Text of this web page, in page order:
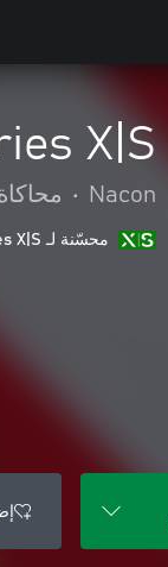
X|S
Nacon
•
محسّنة لـ Xbox Series X|S